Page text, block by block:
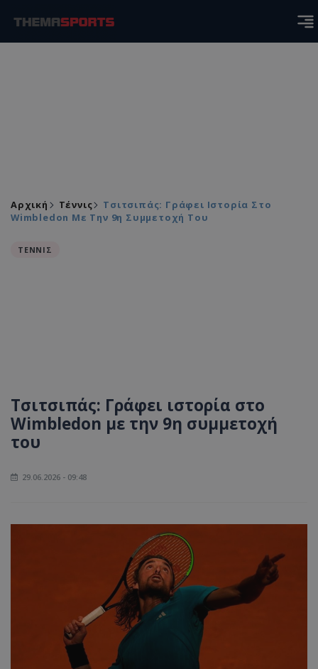
Αρχική Τέννις
Τσιτσιπάς: Γράφει Ιστορία Στο
Wimbledon Με Την 9η Συμμετοχή Του
ΤΕΝΝΙΣ
Τσιτσιπάς: Γράφει ιστορία στο
Wimbledon με την 9η συμμετοχή
του
29.06.2026 - 09:48